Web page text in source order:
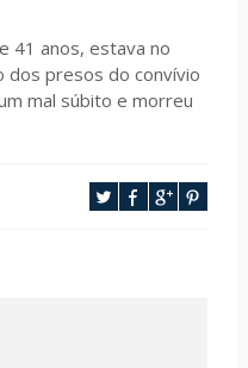
41 anos, estava no
dos presos do convívio
mal súbito e morreu